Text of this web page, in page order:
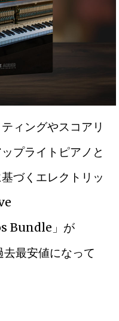
ィングやスコアリ
プライトピアノと
づくエレクトリッ
Bundle」が
最安値になって